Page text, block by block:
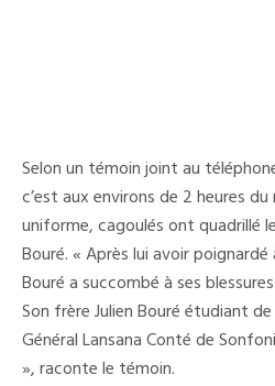
Selon un témoin joint au
c’est aux environs de 2 heures
uniforme, cagoulés ont quadrillé
Bouré. « Après lui avoir
Bouré a succombé à ses
Son frère Julien Bouré étudiant
Général Lansana Conté de
», raconte le témoin.